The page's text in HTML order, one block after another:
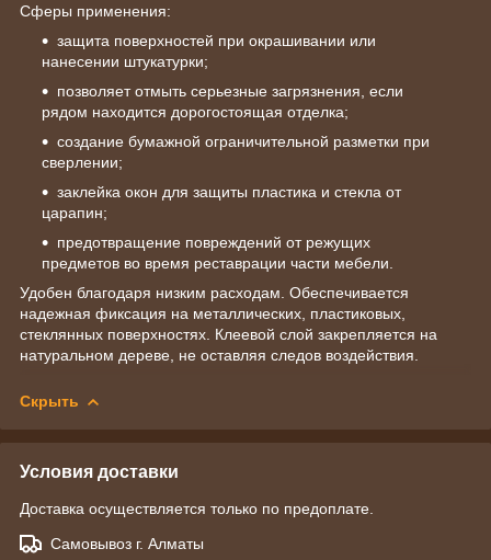
Сферы применения:
защита поверхностей при окрашивании или
нанесении штукатурки;
позволяет отмыть серьезные загрязнения, если
рядом находится дорогостоящая отделка;
создание бумажной ограничительной разметки при
сверлении;
заклейка окон для защиты пластика и стекла от
царапин;
предотвращение повреждений от режущих
предметов во время реставрации части мебели.
Удобен благодаря низким расходам. Обеспечивается
надежная фиксация на металлических, пластиковых,
стеклянных поверхностях. Клеевой слой закрепляется на
натуральном дереве, не оставляя следов воздействия.
Скрыть
Условия доставки
Доставка осуществляется только по предоплате.
Самовывоз г. Алматы